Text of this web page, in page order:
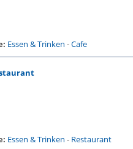
Essen & Trinken -Cafe
Essen & Trinken - Restaurant